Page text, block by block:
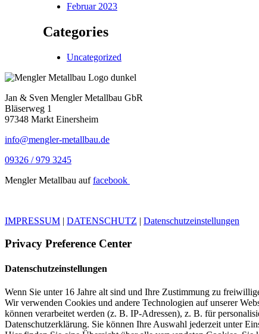
Februar 2023
Categories
Uncategorized
Jan & Sven Mengler Metallbau GbR
Bläserweg 1
97348 Markt Einersheim
info@mengler-metallbau.de
09326 / 979 3245
Mengler Metallbau auffacebook
IMPRESSUM | DATENSCHUTZ | Datenschutzeinstellungen
Privacy Preference Center
Datenschutzeinstellungen
Wenn Sie unter 16 Jahre alt sind und Ihre Zustimmung zu
Wir verwenden Cookies und andere Technologien auf unserer
können verarbeitet werden (z. B. IP-Adressen), z. B. für
Datenschutzerklärung. Sie können Ihre Auswahl jederzeit unter